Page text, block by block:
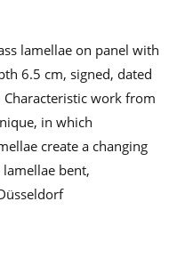
lamellae on panel with
6.5 cm, signed, dated
work from
in which
create a changing
bent,